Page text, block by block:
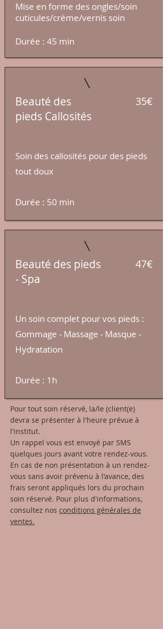
Mise en forme des ongles/soin
cuticules/crème/vernis soin
Durée : 45 min​
Beauté des
pieds Callosités
35€
Soin des callosités pour des pieds
tout doux
​Durée : 50 min
Beauté des pieds
- Spa
47€
Un soin complet pour vos pieds :
Gommage - Massage - Masque -
Hydratation
​Durée : 1h
Pour tout soin réservé, la/le (client(e)
devra se présenter à l'heure prévue à
l'institut.
Un rappel vous est envoyé par SMS
quelques jours avant votre rendez-vous.
En cas de non présentation à un rendez-
vous sans avoir prévenu à l'avance, des
frais seront appliqués lors du prochain
soin réservé. Pour plus d'informations,
consultez nos conditions générales de
ventes.